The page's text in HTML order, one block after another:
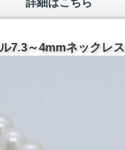
7.3～4mmネックレス